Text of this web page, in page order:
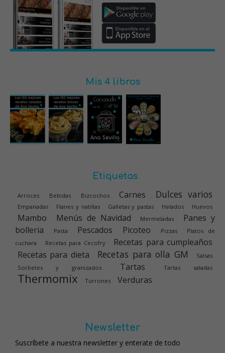
Mis 4 libros
Etiquetas
Arroces Bebidas Bizcochos Carnes Dulces varios
Empanadas Flanes y natillas Galletas y pastas Helados Huevos
Mambo Menús de Navidad Mermeladas
Panes y
bolleria
Pasta Pescados Picoteo Pizzas
Platos de
cuchara
Recetas para Cecofry
Recetas para cumpleaños
Recetas para dieta
Recetas para olla GM
Salsas
Sorbetes y granizados
Tartas Tartas saladas
Thermomix Turrones Verduras
Newsletter
Suscríbete a nuestra newsletter y enterate de todo